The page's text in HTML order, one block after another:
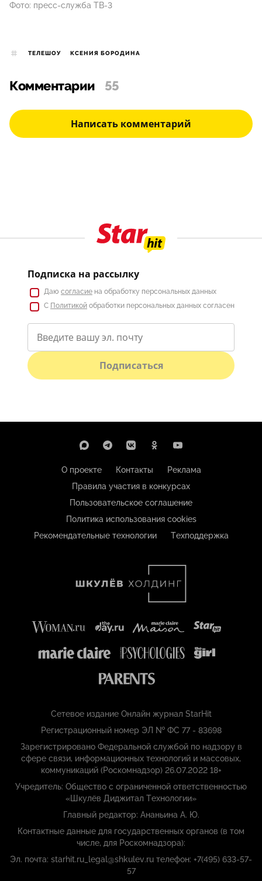
Фото: пресс-служба ТВ-3
ТЕЛЕШОУ КСЕНИЯ БОРОДИНА
Комментарии 55
Написать комментарий
Подписка на рассылку
Даю согласие на обработку персональных данных
С Политикой обработки персональных данных согласен
Подписаться
О проекте Контакты
Реклама
Правила участия в конкурсах
Пользовательское соглашение
Политика использования cookies
Рекомендательные технологии
Техподдержка
Сетевое издание Онлайн журнал StarHit
Регистрационный номер ЭЛ № ФС 77 - 83698
Зарегистрировано Федеральной службой по надзору в
сфере связи, информационных технологий и массовых,
коммуникаций (Роскомнадзор) 26.07.2022 18+
Учредитель: Общество с ограниченной ответственностью
«Шкулёв Диджитал Технологии»
Главный редактор: Ананьина А. Ю.
Контактные данные для государственных органов (в том
числе, для Роскомнадзора):
Эл. почта: starhit.ru_legal@shkulev.ru телефон: +7(495) 633-57-
57